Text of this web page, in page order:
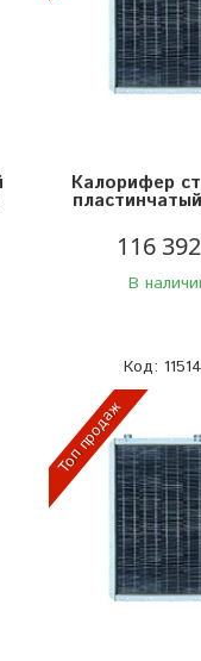
Калорифер
116
В
Топ продаж